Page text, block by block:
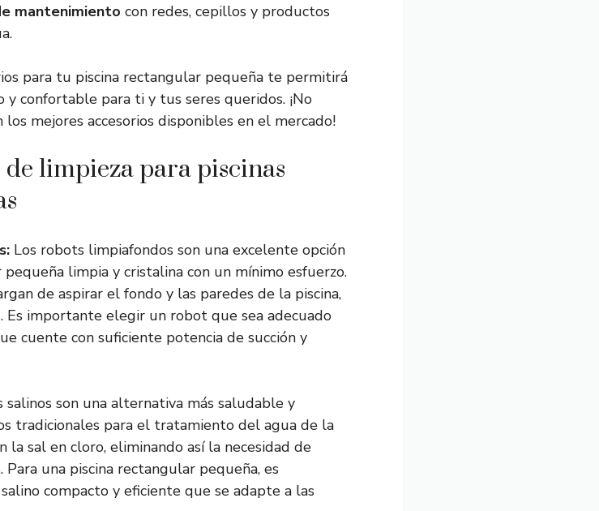
mantenimiento con redes, cepillos y productos
para tu piscina rectangular pequeña te permitirá
confortable para ti y tus seres queridos. ¡No
mejores accesorios disponibles en el mercado!
limpieza para piscinas
Los robots limpiafondos son una excelente opción
limpia y cristalina con un mínimo esfuerzo.
de aspirar el fondo y las paredes de la piscina,
Es importante elegir un robot que sea adecuado
cuente con suficiente potencia de succión y
salinos son una alternativa más saludable y
tradicionales para el tratamiento del agua de la
la sal en cloro, eliminando así la necesidad de
una piscina rectangular pequeña, es
compacto y eficiente que se adapte a las